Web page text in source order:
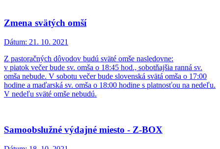
Zmena svätých omší
Dátum: 21. 10. 2021
Z pastoračných dôvodov budú sväté omše nasledovne:
v piatok večer bude sv. omša o 18:45 hod., sobotňajšia ranná sv.
omša nebude. V sobotu večer bude slovenská svätá omša o 17:00
hodine a maďarská sv. omša o 18:00 hodine s platnosťou na nedeľu.
V nedeľu sväté omše nebudú.
Samoobslužné výdajné miesto - Z-BOX